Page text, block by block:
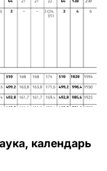
календарь